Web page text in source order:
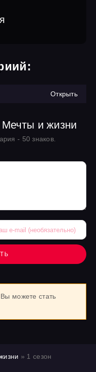
Открыть
и жизни
- 50 знаков.
можете стать
» 1 сезон